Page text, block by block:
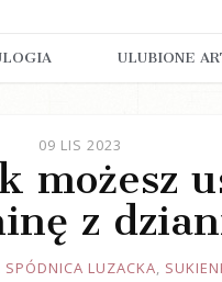
ULUBIONE
09 LIS 2023
możesz
z
SPÓDNICA LUZACKA,